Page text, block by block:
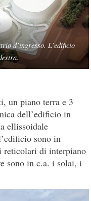
d’ingresso. L’edificio
un piano terra e 3
dell’edificio in
ellissoidale
sono in
reticolari di interpiano
sono in c.a. i solai, i